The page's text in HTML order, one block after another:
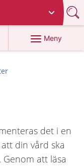
Meny
det i en
din vård ska
att läsa